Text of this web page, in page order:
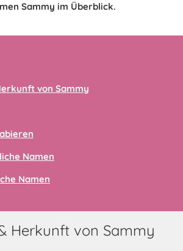
Sammy im Überblick.
von Sammy
Namen
Namen
Herkunft von Sammy